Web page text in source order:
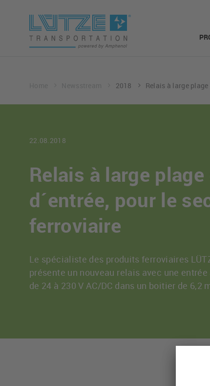
2018 Relais à large
22.08.2018
Relais à large
d´entrée, pour le
ferroviaire
Le spécialiste des produits ferroviaires
présente un nouveau relais avec une
de 24 à 230 V AC/DC dans un boitier de 6,2